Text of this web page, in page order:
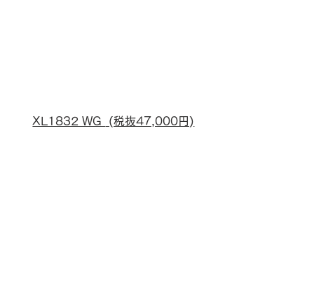
XL1832 WG (税抜47,000円)